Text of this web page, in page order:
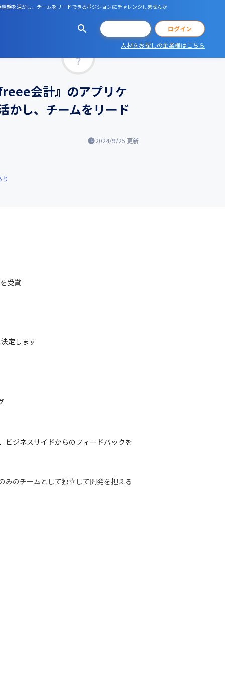
験を活かし、チームをリードできるポジションにチャレンジしませんか
ログイン
人材をお探しの企業様はこちら
会計』のアプリケ
かし、チームをリード
2024/9/25 更新
受賞
定します
ビジネスサイドからのフィードバックを
みのチームとして独立して開発を担える
ことができます